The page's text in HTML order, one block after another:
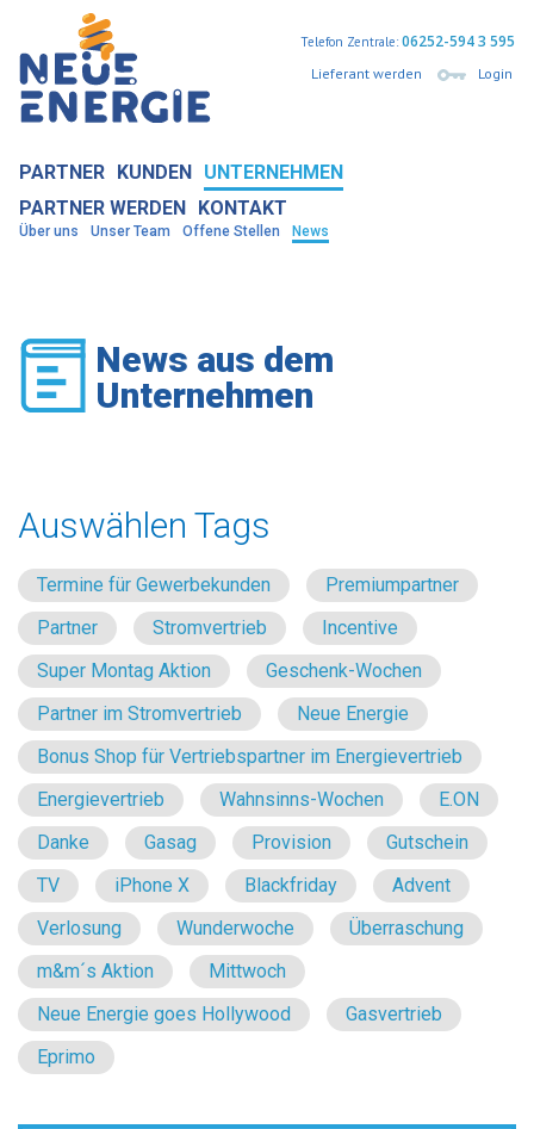
Lieferant werden Login
Telefon Zentrale:06252-594 3 595
PARTNER KUNDEN UNTERNEHMEN
Über uns Unser Team Offene Stellen News
PARTNER WERDEN KONTAKT
News aus dem
Unternehmen
Auswählen Tags
Termine für Gewerbekunden
Premiumpartner
Partner
Stromvertrieb
Incentive
Super Montag Aktion
Geschenk-Wochen
Partner im Stromvertrieb
Neue Energie
Bonus Shop für Vertriebspartner im Energievertrieb
Energievertrieb
Wahnsinns-Wochen
E.ON
Danke
Gasag Provision
Gutschein
TV
iPhone X Blackfriday
Advent
Verlosung
Wunderwoche
Überraschung
m&m´s Aktion
Mittwoch
Neue Energie goes Hollywood
Gasvertrieb
Eprimo